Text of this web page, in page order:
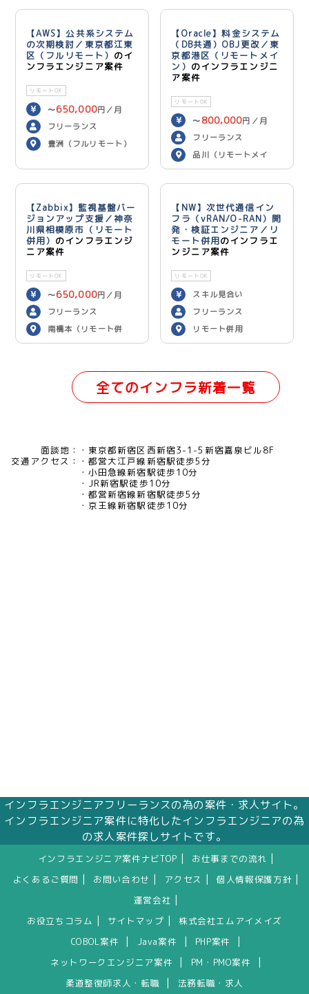
【AWS】公共系システム
の次期検討／東京都江東
区（フルリモート） のイ
ンフラエンジニア案件
リモートOK
〜650,000円／月
フリーランス
豊洲（フルリモート）
【Oracle】料金システム
（DB共通）OBJ更改／東
京都港区（リモートメイ
ン） のインフラエンジニ
ア案件
リモートOK
〜 800,000円／月
フリーランス
品川（リモートメイ
ン）
【Zabbix】監視基盤バー
ジョンアップ支援／神奈
川県相模原市（リモート
併用） のインフラエンジ
ニア案件
リモートOK
〜650,000円／月
フリーランス
南橋本（リモート併
用）
【NW】次世代通信イン
フラ（vRAN/O-RAN）開
発・検証エンジニア／リ
モート併用のインフラエ
ンジニア案件
リモートOK
スキル見合い
フリーランス
リモート併用
全てのインフラ新着一覧
面談地：
東京都新宿区西新宿3-1-5新宿嘉泉ビル8F
交通アクセス：
都営大江戸線新宿駅徒歩5分
小田急線新宿駅徒歩10分
JR新宿駅徒歩10分
都営新宿線新宿駅徒歩5分
京王線新宿駅徒歩10分
インフラエンジニアフリーランスの為の案件・求人サイト。
インフラエンジニア案件に特化したインフラエンジニアの為
の求人案件探しサイトです。
インフラエンジニア案件ナビTOP お仕事までの流れ
よくあるご質問 お問い合わせ アクセス 個人情報保護方針
運営会社
お役立ちコラム サイトマップ
株式会社エムアイメイズ
COBOL案件
Java案件 PHP案件
ネットワークエンジニア案件 PM・PMO案件
柔道整復師求人・転職 法務転職・求人